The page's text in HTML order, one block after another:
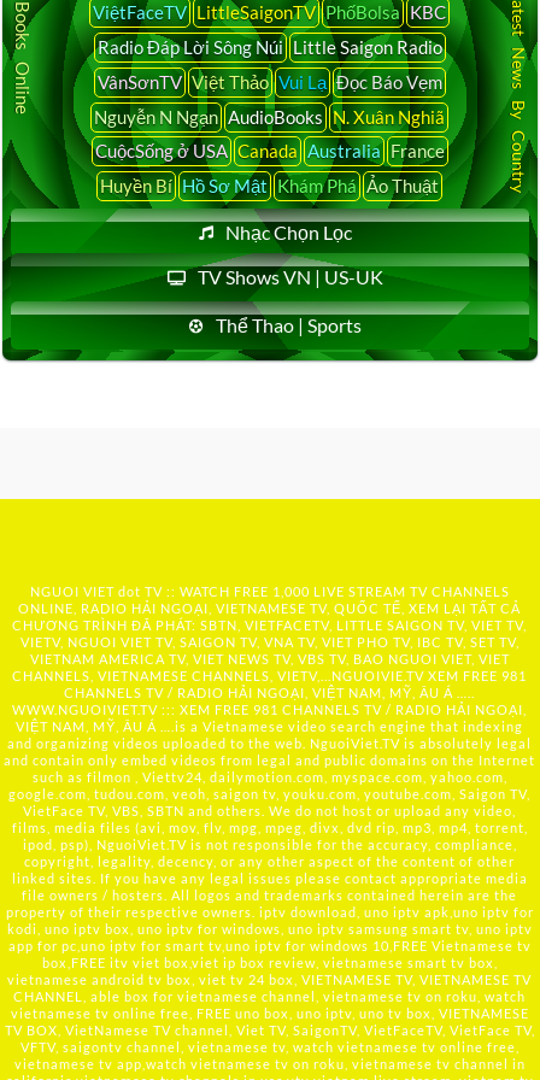
ViệtFaceTV LittleSaigonTV PhốBolsa KBC
Radio Đáp Lời Sông Núi Little Saigon Radio
VânSơnTV Việt Thảo Vui Lạ Đọc Báo Vẹm
Nguyễn N Ngạn AudioBooks N. Xuân Nghiã
CuộcSống ở USA Canada Australia France
Huyền Bí Hồ Sơ Mật Khám Phá Ảo Thuật
Nhạc Chọn Lọc
TV Shows VN | US-UK
Thể Thao | Sports
Audio Books Online Latest News By Country
NGUOI VIET dot TV :: WATCH FREE 1,000 LIVE STREAM TV CHANNELS
ONLINE, RADIO HẢI NGOẠI, VIETNAMESE TV, QUỐC TẾ, XEM LẠI TẤT CẢ
CHƯƠNG TRÌNH ĐÃ PHÁT: SBTN, VIETFACETV, LITTLE SAIGON TV, VIET TV,
VIETV, NGUOI VIET TV, SAIGON TV, VNA TV, VIET PHO TV, IBC TV, SET TV,
VIETNAM AMERICA TV, VIET NEWS TV, VBS TV, BAO NGUOI VIET, VIET
CHANNELS, VIETNAMESE CHANNELS, VIETV,... NGUOIVIE.TV XEM FREE 981
CHANNELS TV / RADIO HẢI NGOẠI, VIỆT NAM, MỸ, ÂU Á …..
WWW.NGUOIVIET.TV ::: XEM FREE 981 CHANNELS TV / RADIO HẢI NGOẠI,
VIỆT NAM, MỸ, ÂU Á ….is a Vietnamese video search engine that indexing
and organizing videos uploaded to the web. NguoiViet.TV is absolutely legal
and contain only embed videos from legal and public domains on the Internet
such as filmon , Viettv24, dailymotion.com, myspace.com, yahoo.com,
google.com, tudou.com, veoh, saigon tv, youku.com, youtube.com, Saigon TV,
VietFace TV, VBS, SBTN and others. We do not host or upload any video,
films, media files (avi, mov, flv, mpg, mpeg, divx, dvd rip, mp3, mp4, torrent,
ipod, psp), NguoiViet.TV is not responsible for the accuracy, compliance,
copyright, legality, decency, or any other aspect of the content of other
linked sites. If you have any legal issues please contact appropriate media
file owners / hosters. All logos and trademarks contained herein are the
property of their respective owners. iptv download, uno iptv apk,uno iptv for
kodi, uno iptv box, uno iptv for windows, uno iptv samsung smart tv, uno iptv
app for pc,uno iptv for smart tv,uno iptv for windows 10,FREE Vietnamese tv
box,FREE itv viet box,viet ip box review, vietnamese smart tv box,
vietnamese android tv box, viet tv 24 box, VIETNAMESE TV, VIETNAMESE TV
CHANNEL, able box for vietnamese channel, vietnamese tv on roku, watch
vietnamese tv online free, FREE uno box, uno iptv, uno tv box, VIETNAMESE
TV BOX, VietNamese TV channel, Viet TV, SaigonTV, VietFaceTV, VietFace TV,
VFTV, saigontv channel, vietnamese tv, watch vietnamese tv online free,
vietnamese tv app,watch vietnamese tv on roku, vietnamese tv channel in